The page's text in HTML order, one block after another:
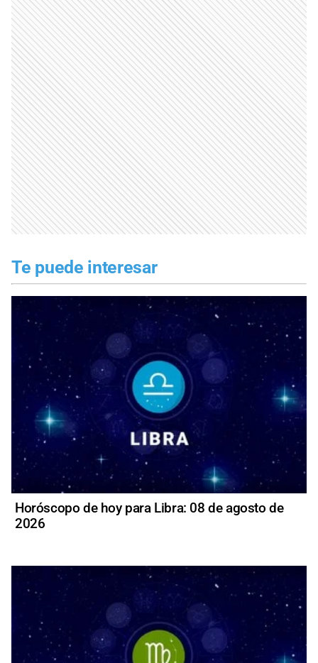
Te puede interesar
Horóscopo de hoy para Libra: 08 de agosto de
2026